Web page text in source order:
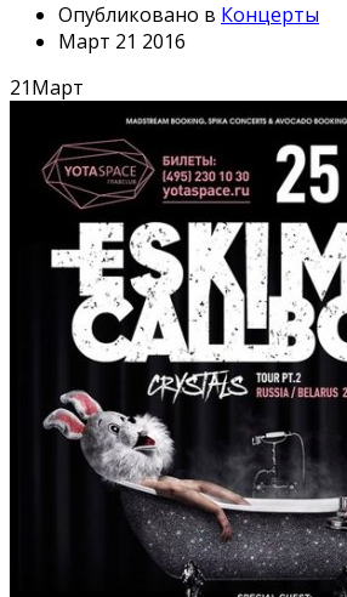
Опубликовано в Концерты
Март 21 2016
21Март